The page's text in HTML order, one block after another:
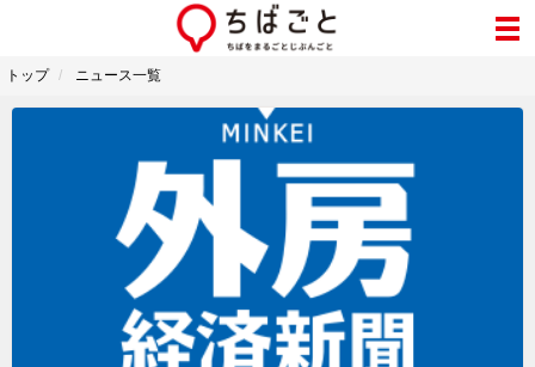
トップ ニュース一覧